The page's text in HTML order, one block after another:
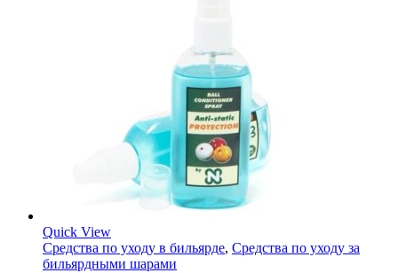
Quick View
Средства по уходу в бильярде, Средства по уходу за
бильярдными шарами